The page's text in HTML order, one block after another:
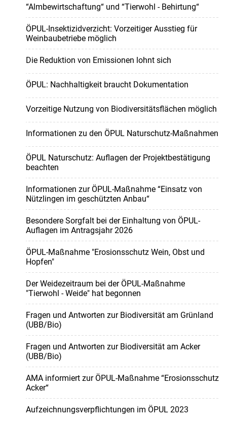
“Almbewirtschaftung“ und “Tierwohl - Behirtung“
ÖPUL-Insektizidverzicht: Vorzeitiger Ausstieg für
Weinbaubetriebe möglich
Die Reduktion von Emissionen lohnt sich
ÖPUL: Nachhaltigkeit braucht Dokumentation
Vorzeitige Nutzung von Biodiversitätsflächen möglich
Informationen zu den ÖPUL Naturschutz-Maßnahmen
ÖPUL Naturschutz: Auflagen der Projektbestätigung
beachten
Informationen zur ÖPUL-Maßnahme “Einsatz von
Nützlingen im geschützten Anbau“
Besondere Sorgfalt bei der Einhaltung von ÖPUL-
Auflagen im Antragsjahr 2026
ÖPUL-Maßnahme "Erosionsschutz Wein, Obst und
Hopfen"
Der Weidezeitraum bei der ÖPUL-Maßnahme
"Tierwohl - Weide" hat begonnen
Fragen und Antworten zur Biodiversität am Grünland
(UBB/Bio)
Fragen und Antworten zur Biodiversität am Acker
(UBB/Bio)
AMA informiert zur ÖPUL-Maßnahme “Erosionsschutz
Acker“
Aufzeichnungsverpflichtungen im ÖPUL 2023